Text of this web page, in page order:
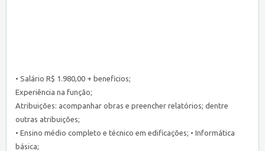
• Salário R$ 1.980,00 + beneficios;
Experiência na função;
Atribuições: acompanhar obras e preencher relatórios; dentre
outras atribuições;
• Ensino médio completo e técnico em edificações; • Informática
básica;